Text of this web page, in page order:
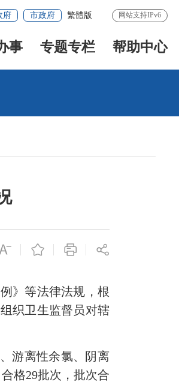
府 市政府 繁體版 网站支持IPv6
事 专题专栏 帮助中心
》等法律法规，根
织卫生监督员对辖
游离性余氯、阴离
格29批次，批次合